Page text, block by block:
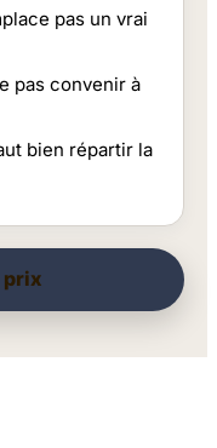
pas un vrai
pas convenir à
bien répartir la
prix